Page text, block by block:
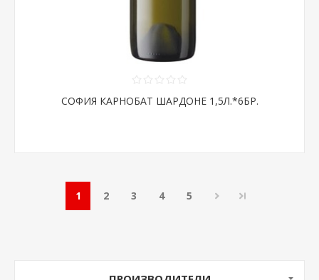
СОФИЯ КАРНОБАТ ШАРДОНЕ 1,5Л.*6БР.
1 2 3 4 5